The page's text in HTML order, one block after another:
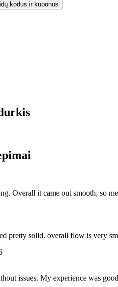
kodus ir kuponus
Overall it came out smooth, so
pretty solid. overall flow is very
issues. My experience was